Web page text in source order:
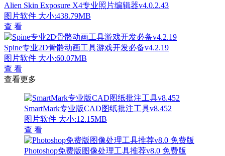
Alien Skin Exposure X4专业照片编辑器v4.0.2.43
图片软件 大小:438.79MB
查 看
Spine专业2D骨骼动画工具游戏开发必备v4.2.19
图片软件 大小:60.07MB
查 看
查看更多
SmartMark专业版CAD图纸批注工具v8.452
图片软件 大小:12.15MB
查 看
Photoshop免费版图像处理工具推荐v8.0 免费版